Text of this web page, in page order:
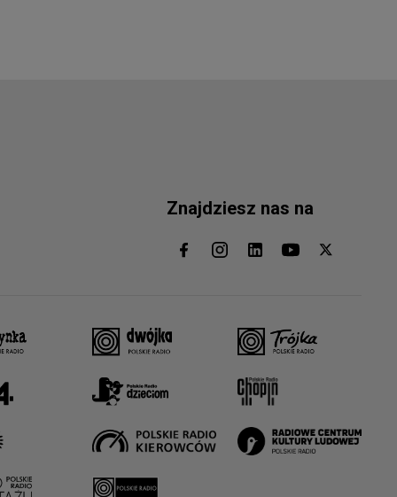
Znajdziesz nas na